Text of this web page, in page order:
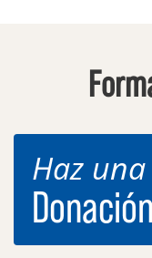
Haz una
Donación